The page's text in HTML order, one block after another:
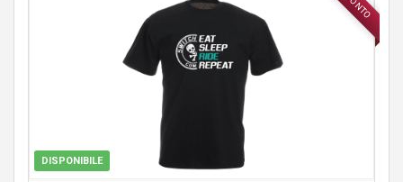
DISPONIBILE
ABBIGLIAMENTO